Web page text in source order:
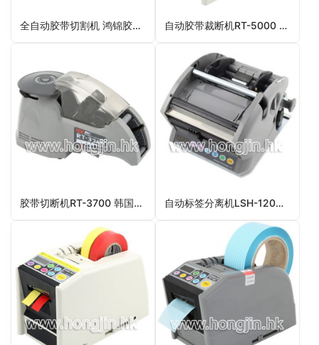
全自动胶带切割机 鸿锦胶带切割机 自动胶带裁断机RT-5000 进口自动胶带裁断机
胶带切断机RT-3700 韩国进口胶带切断机 自动标签分离机LSH-120M 全自动标签分离机